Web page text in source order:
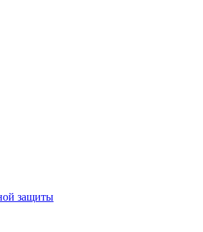
защиты